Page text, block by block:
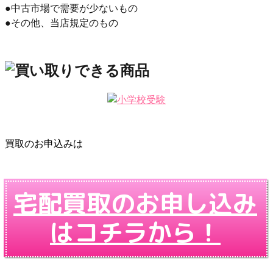
●中古市場で需要が少ないもの
●その他、当店規定のもの
買取のお申込みは
宅配買取のお申し込み
はコチラから！